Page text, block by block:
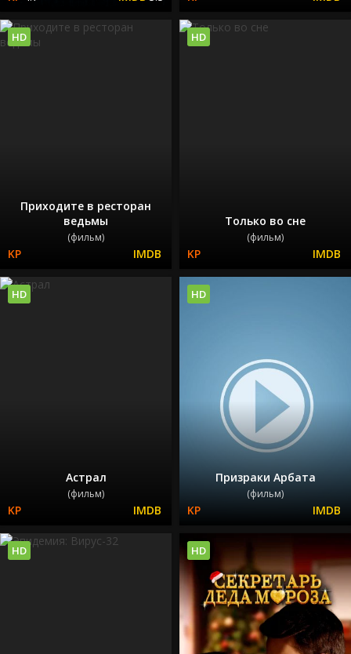
Приходите в ресторан
ведьмы
(фильм)
HD
Только во сне
(фильм)
HD
Астрал
(фильм)
HD
Призраки Арбата
(фильм)
HD
HD HD